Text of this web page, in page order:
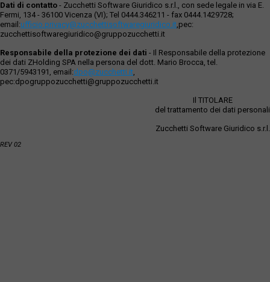
Dati di contatto - Zucchetti Software Giuridico s.r.l., con sede legale in via E.
Fermi, 134 - 36100 Vicenza (VI); Tel 0444.346211 - fax 0444.1429728;
email:ufficio.privacy@zucchettisoftwaregiuridico.it,pec:
zucchettisoftwaregiuridico@gruppozucchetti.it
Responsabile della protezione dei dati - Il Responsabile della protezione
dei dati ZHolding SPA nella persona del dott. Mario Brocca, tel.
0371/5943191, email:dpo@zucchetti.it,
pec:dpogruppozucchetti@gruppozucchetti.it
Il TITOLARE
del trattamento dei dati personali
Zucchetti Software Giuridico s.r.l.
REV 02